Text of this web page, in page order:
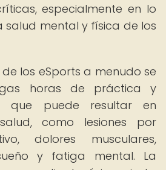
especialmente en lo
mental y física de los
los eSports a menudo se
horas de práctica y
que puede resultar en
como lesiones por
dolores musculares,
y fatiga mental. La